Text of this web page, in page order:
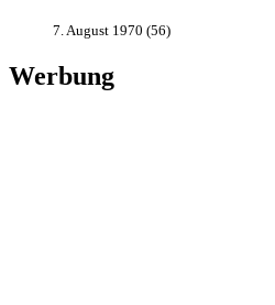
7. August 1970 (56)
Werbung